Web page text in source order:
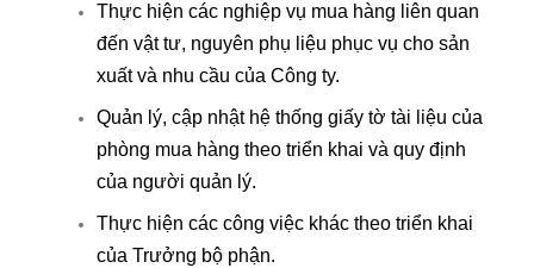
Thực hiện các nghiệp vụ mua hàng liên quan
đến vật tư, nguyên phụ liệu phục vụ cho sản
xuất và nhu cầu của Công ty.
Quản lý, cập nhật hệ thống giấy tờ tài liệu của
phòng mua hàng theo triển khai và quy định
của người quản lý.
Thực hiện các công việc khác theo triển khai
của Trưởng bộ phận.